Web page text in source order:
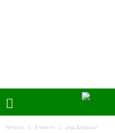
Начало Етикети рид Дъбраш